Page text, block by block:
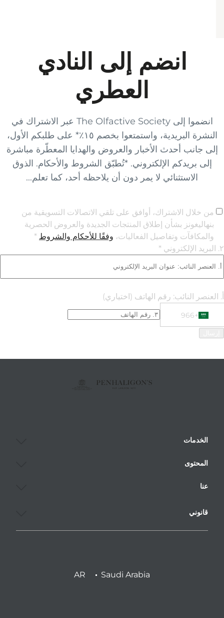
انضم إلى النادي
العطري
انضموا إلى The Olfactive Society عبر الاشتراك في
النشرة البريدية، واستمتعوا بخصم ١٥٪* على طلبكم الأول،
إلى جانب أحدث الأخبار والعروض والهدايا المعطّرة مباشرة
إلى بريدكم الإلكتروني. *تُطبّق الشروط والأحكام. الذوق
الاستثنائي لا يمر دون أن يلاحظه أحد، كما تعلم...
من خلال الاشتراك، أوافق على تلقي الاتصالات التسويقية من
بنهاليغونز بشأن إطلاق المنتجات الجديدة والعروض الحصرية
والمكافآت وتفاصيل الفعاليات، وفقًا للأحكام والشروط *
٢. البريد الإلكتروني *
أ. العنصر النائب: رقم الهاتف (اختياري)
+966
+966 Saudi Arabia (‫المملكة العربية السعودية‬‎)
Phone Number
الخدمات
المحتوى
عنا
قانوني
Saudi Arabia
AR